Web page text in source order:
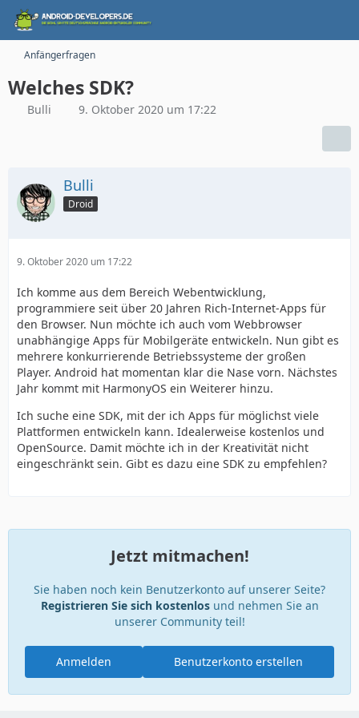
Anfängerfragen
Welches SDK?
Bulli 9. Oktober 2020 um 17:22
Bulli
Droid
9. Oktober 2020 um 17:22
Ich komme aus dem Bereich Webentwicklung,
programmiere seit über 20 Jahren Rich-Internet-Apps für
den Browser. Nun möchte ich auch vom Webbrowser
unabhängige Apps für Mobilgeräte entwickeln. Nun gibt es
mehrere konkurrierende Betriebssysteme der großen
Player. Android hat momentan klar die Nase vorn. Nächstes
Jahr kommt mit HarmonyOS ein Weiterer hinzu.
Ich suche eine SDK, mit der ich Apps für möglichst viele
Plattformen entwickeln kann. Idealerweise kostenlos und
OpenSource. Damit möchte ich in der Kreativität nicht
eingeschränkt sein. Gibt es dazu eine SDK zu empfehlen?
Jetzt mitmachen!
Sie haben noch kein Benutzerkonto auf unserer Seite?
Registrieren Sie sich kostenlosund nehmen Sie an
unserer Community teil!
Benutzerkonto erstellen
Anmelden